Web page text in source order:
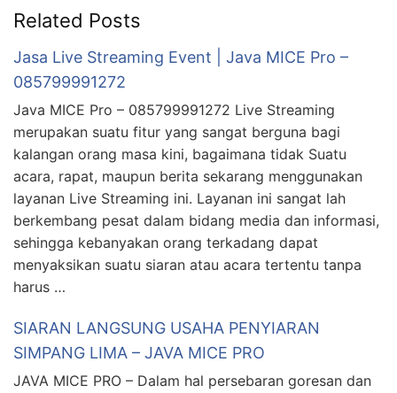
Related Posts
Jasa Live Streaming Event | Java MICE Pro –
085799991272
Java MICE Pro – 085799991272 Live Streaming
merupakan suatu fitur yang sangat berguna bagi
kalangan orang masa kini, bagaimana tidak Suatu
acara, rapat, maupun berita sekarang menggunakan
layanan Live Streaming ini. Layanan ini sangat lah
berkembang pesat dalam bidang media dan informasi,
sehingga kebanyakan orang terkadang dapat
menyaksikan suatu siaran atau acara tertentu tanpa
harus …
SIARAN LANGSUNG USAHA PENYIARAN
SIMPANG LIMA – JAVA MICE PRO
JAVA MICE PRO – Dalam hal persebaran goresan dan